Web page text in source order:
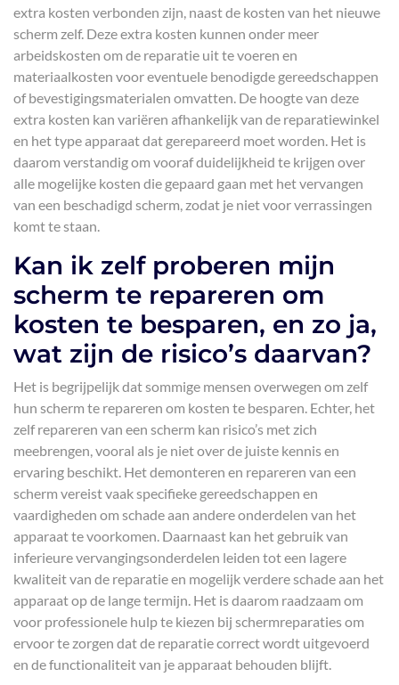
extra kosten verbonden zijn, naast de kosten van het nieuwe
scherm zelf. Deze extra kosten kunnen onder meer
arbeidskosten om de reparatie uit te voeren en
materiaalkosten voor eventuele benodigde gereedschappen
of bevestigingsmaterialen omvatten. De hoogte van deze
extra kosten kan variëren afhankelijk van de reparatiewinkel
en het type apparaat dat gerepareerd moet worden. Het is
daarom verstandig om vooraf duidelijkheid te krijgen over
alle mogelijke kosten die gepaard gaan met het vervangen
van een beschadigd scherm, zodat je niet voor verrassingen
komt te staan.
Kan ik zelf proberen mijn
scherm te repareren om
kosten te besparen, en zo ja,
wat zijn de risico’s daarvan?
Het is begrijpelijk dat sommige mensen overwegen om zelf
hun scherm te repareren om kosten te besparen. Echter, het
zelf repareren van een scherm kan risico’s met zich
meebrengen, vooral als je niet over de juiste kennis en
ervaring beschikt. Het demonteren en repareren van een
scherm vereist vaak specifieke gereedschappen en
vaardigheden om schade aan andere onderdelen van het
apparaat te voorkomen. Daarnaast kan het gebruik van
inferieure vervangingsonderdelen leiden tot een lagere
kwaliteit van de reparatie en mogelijk verdere schade aan het
apparaat op de lange termijn. Het is daarom raadzaam om
voor professionele hulp te kiezen bij schermreparaties om
ervoor te zorgen dat de reparatie correct wordt uitgevoerd
en de functionaliteit van je apparaat behouden blijft.